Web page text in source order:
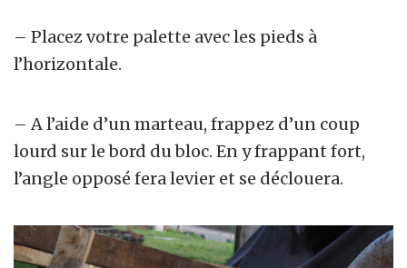
– Placez votre palette avec les pieds à
l’horizontale.
– A l’aide d’un marteau, frappez d’un coup
lourd sur le bord du bloc. En y frappant fort,
l’angle opposé fera levier et se déclouera.